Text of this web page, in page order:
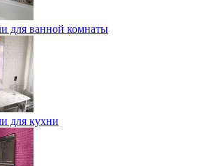
для ванной комнаты
для кухни